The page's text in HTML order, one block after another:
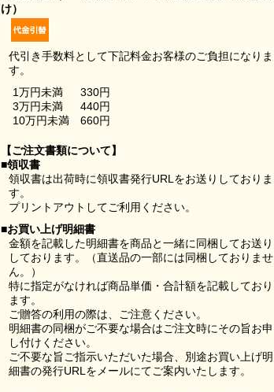
け）
代引き手数料として下記料金お客様のご負担になりま
す。
1万円未満
330円
3万円未満
440円
10万円未満
660円
【ご注文書類について】
■領収書
領収書は出荷時に領収書発行URLをお送りしておりま
す。
プリントアウトしてご利用ください。
■お買い上げ明細書
金額を記載した明細書を商品と一緒に同梱してお送り
しております。（直送品の一部には同梱しておりませ
ん。）
特に指定がなければ商品単価・合計額を記載しており
ます。
ご贈答の利用の際は、ご注意ください。
明細書の同梱がご不要な場合はご注文時にその旨お申
し付けください。
ご不要な旨ご指示いただいた場合、別途お買い上げ明
細書の発行URLをメールにてご案内いたします。